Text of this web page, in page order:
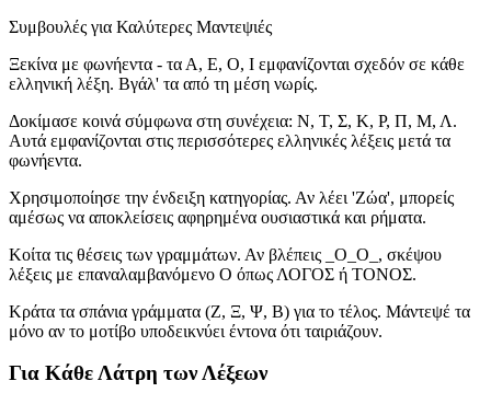
Συμβουλές για Καλύτερες Μαντεψιές
Ξεκίνα με φωνήεντα - τα Α, Ε, Ο, Ι εμφανίζονται σχεδόν σε κάθε
ελληνική λέξη. Βγάλ' τα από τη μέση νωρίς.
Δοκίμασε κοινά σύμφωνα στη συνέχεια: Ν, Τ, Σ, Κ, Ρ, Π, Μ, Λ.
Αυτά εμφανίζονται στις περισσότερες ελληνικές λέξεις μετά τα
φωνήεντα.
Χρησιμοποίησε την ένδειξη κατηγορίας. Αν λέει 'Ζώα', μπορείς
αμέσως να αποκλείσεις αφηρημένα ουσιαστικά και ρήματα.
Κοίτα τις θέσεις των γραμμάτων. Αν βλέπεις _Ο_Ο_, σκέψου
λέξεις με επαναλαμβανόμενο Ο όπως ΛΟΓΟΣ ή ΤΟΝΟΣ.
Κράτα τα σπάνια γράμματα (Ζ, Ξ, Ψ, Β) για το τέλος. Μάντεψέ τα
μόνο αν το μοτίβο υποδεικνύει έντονα ότι ταιριάζουν.
Για Κάθε Λάτρη των Λέξεων